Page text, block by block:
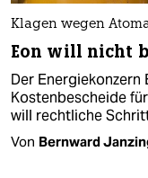
Klagen wegen
Eon will nicht
Der
Kostenbescheide
will rechtliche
Von Bernward